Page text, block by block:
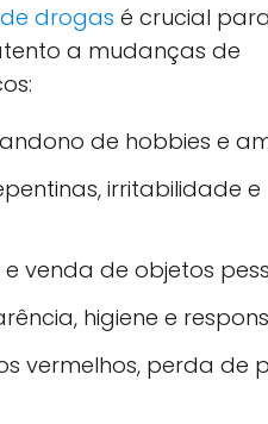
drogas é crucial
a mudanças de
de hobbies e
irritabilidade e
e venda de objetos
higiene e
vermelhos, perda de